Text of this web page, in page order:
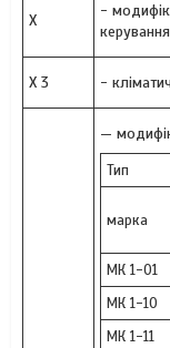
X
-
X 3 -
—
Тип
марка
МК 1-01
МК 1-10
МК 1-11